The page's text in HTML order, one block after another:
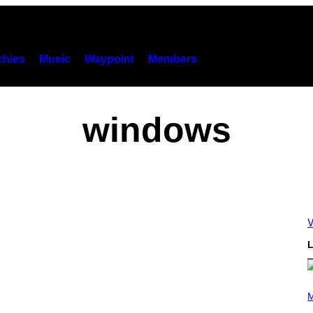
Music Waypoint Members
windows
H